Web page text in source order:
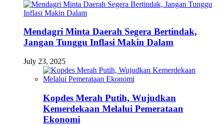
Mendagri Minta Daerah Segera Bertindak,
Jangan Tunggu Inflasi Makin Dalam
July 23, 2025
Kopdes Merah Putih, Wujudkan
Kemerdekaan Melalui Pemerataan
Ekonomi